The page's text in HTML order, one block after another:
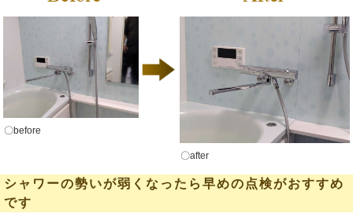
〇before
〇after
シャワーの勢いが弱くなったら早めの点検がおすすめ
です